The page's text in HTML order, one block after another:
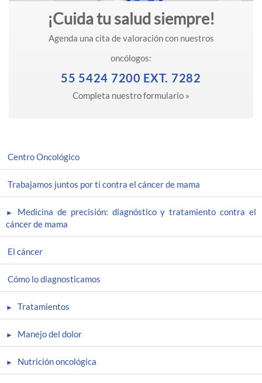
¡Cuida tu salud siempre!
Agenda una cita de valoración con nuestros
oncólogos:
55 5424 7200 EXT. 7282
Completa nuestro formulario »
Centro Oncológico
Trabajamos juntos por ti contra el cáncer de mama
Medicina de precisión: diagnóstico y tratamiento contra el
cáncer de mama
El cáncer
Cómo lo diagnosticamos
Tratamientos
Manejo del dolor
Nutrición oncológica